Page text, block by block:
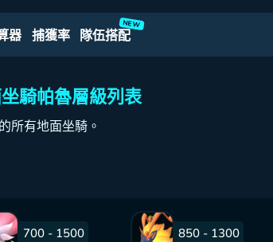
器 捕獲率 隊伍搭配
NEW
騎帕魯層級列表
所有地面坐騎。
700 - 1500 850 - 1300